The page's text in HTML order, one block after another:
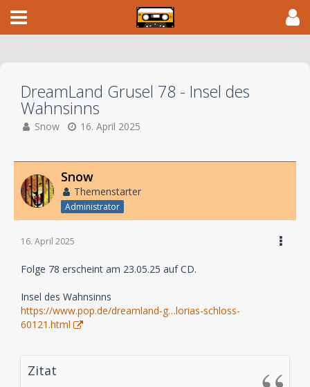
DreamLand Grusel 78 - Insel des
Wahnsinns
Snow 16. April 2025
Snow
Themenstarter
Administrator
16. April 2025
Folge 78 erscheint am 23.05.25 auf CD.
Insel des Wahnsinns
https://www.pop.de/dreamland-g…lorias-schloss-
60121.html
Zitat